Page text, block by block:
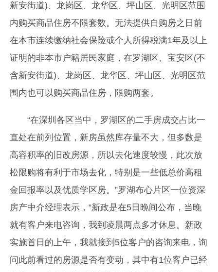
新安街道)、龙岗区、龙华区、坪山区、光明区范围
内购买商品住房不限套数。无法提供自购房之日前
在本市连续缴纳社会保险或个人所得税满1年及以上
证明的非本市户籍居民家庭，在罗湖区、宝安区(不
含新安街道)、龙岗区、龙华区、坪山区、光明区范
围内也可以购买商品住房，限购两套。
“在深圳各区当中，罗湖区的二手房成交占比一
直处在前列位置，新房虽然库存量不大，但多数是
高容积率的旧改房源，所以去化速度较慢，此次放
松限购将有利于市场去化，特别是一些低总价高租
金回报率以及优质学区房。”罗湖布心片区一位资深
房产中介经理表示，“新政是在5日晚间公布，当晚
就有客户来电咨询，我到凌晨两点多才休息。新政
实施首日的上午，我就接到5位客户的咨询来电，询
问此前看过的房源是否有变动，其中有1位客户已经